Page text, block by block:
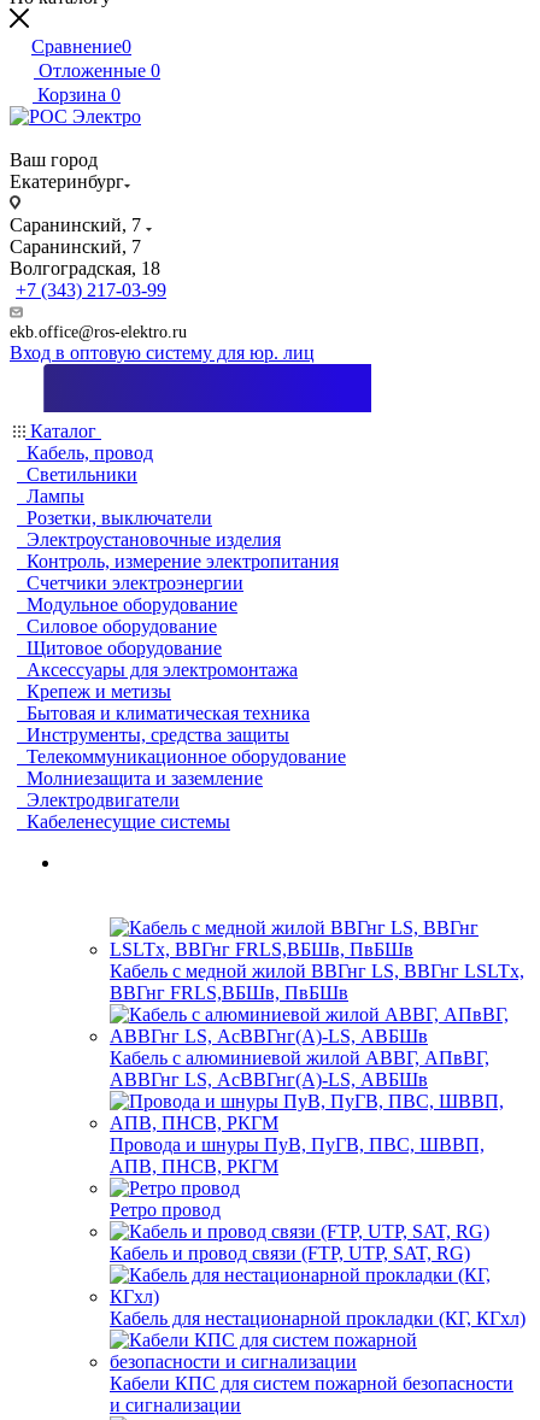
Сравнение0
Отложенные 0
Корзина 0
Ваш город
Екатеринбург
Саранинский, 7
Саранинский, 7
Волгоградская, 18
+7 (343) 217-03-99
ekb.office@ros-elektro.ru
Вход в оптовую систему для юр. лиц
Каталог
Кабель, провод
Светильники
Лампы
Розетки, выключатели
Электроустановочные изделия
Контроль, измерение электропитания
Счетчики электроэнергии
Модульное оборудование
Силовое оборудование
Щитовое оборудование
Аксессуары для электромонтажа
Крепеж и метизы
Бытовая и климатическая техника
Инструменты, средства защиты
Телекоммуникационное оборудование
Молниезащита и заземление
Электродвигатели
Кабеленесущие системы
Кабель с медной жилой ВВГнг LS, ВВГнг LSLTx,
ВВГнг FRLS,ВБШв, ПвБШв
Кабель с алюминиевой жилой АВВГ, АПвВГ,
АВВГнг LS, АсВВГнг(А)-LS, АВБШв
Провода и шнуры ПуВ, ПуГВ, ПВС, ШВВП,
АПВ, ПНСВ, РКГМ
Ретро провод
Кабель и провод связи (FTP, UTP, SAT, RG)
Кабель для нестационарной прокладки (КГ, КГхл)
Кабели КПС для систем пожарной безопасности
и сигнализации